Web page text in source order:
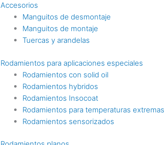
Accesorios
Manguitos de desmontaje
Manguitos de montaje
Tuercas y arandelas
Rodamientos para aplicaciones especiales
Rodamientos con solid oil
Rodamientos hybridos
Rodamientos Insocoat
Rodamientos para temperaturas extremas
Rodamientos sensorizados